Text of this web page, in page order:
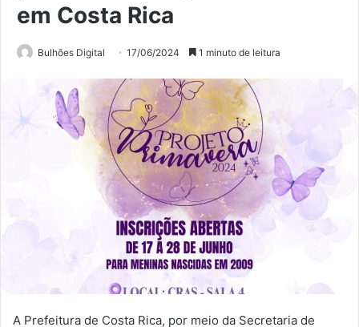
em Costa Rica
Bulhões Digital 17/06/2024 1 minuto de leitura
A Prefeitura de Costa Rica, por meio da Secretaria de